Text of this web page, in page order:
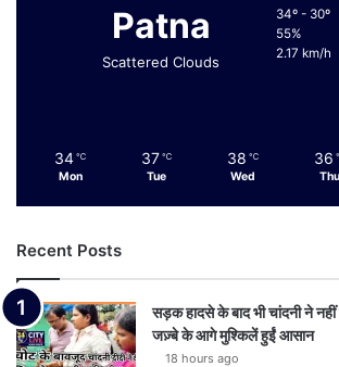
Patna
Scattered Clouds
34º - 30º
55%
2.17 km/h
34 ℃
Mon
37 ℃
Tue
38 ℃
Wed
36
Thu
Recent Posts
सड़क हादसे के बाद भी चांदनी ने नहीं
जज़्बे के आगे मुश्किलें हुईं आसान
18 hours ago